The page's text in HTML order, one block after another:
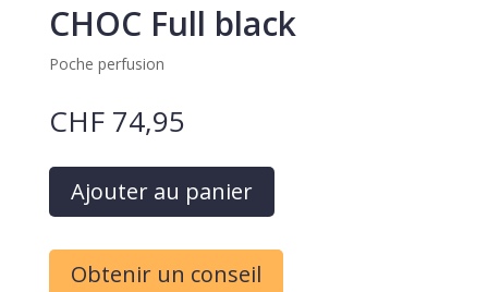
CHOC Full black
Poche perfusion
CHF74,95
Ajouter au panier
e
Obtenir un conseil